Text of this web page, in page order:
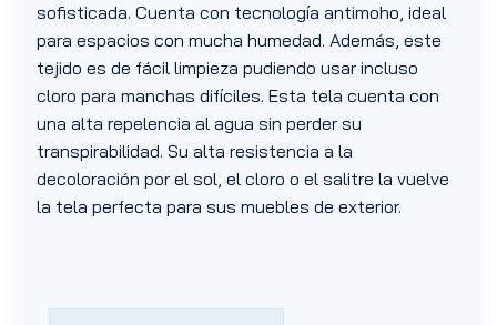
sofisticada. Cuenta con tecnología antimoho, ideal
para espacios con mucha humedad. Además, este
tejido es de fácil limpieza pudiendo usar incluso
cloro para manchas difíciles. Esta tela cuenta con
una alta repelencia al agua sin perder su
transpirabilidad. Su alta resistencia a la
decoloración por el sol, el cloro o el salitre la vuelve
la tela perfecta para sus muebles de exterior.